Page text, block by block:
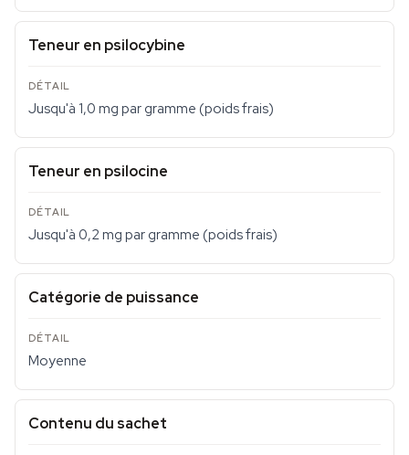
Teneur en psilocybine
Jusqu'à 1,0 mg par gramme (poids frais)
Teneur en psilocine
Jusqu'à 0,2 mg par gramme (poids frais)
Catégorie de puissance
Moyenne
Contenu du sachet